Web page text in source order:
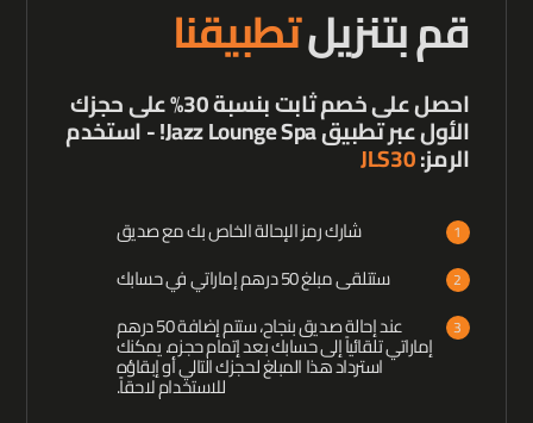
قم بتنزيلتطبيقنا
احصل على خصم ثابت بنسبة 30% على حجزك
الأول عبر تطبيق Jazz Lounge Spa! - استخدم
الرمز:JLS30
1 شارك رمز الإحالة الخاص بك مع صديق
2 ستتلقى مبلغ 50 درهم إماراتي في حسابك
3 عند إحالة صديق بنجاح، ستتم إضافة 50 درهم
إماراتي تلقائياً إلى حسابك بعد إتمام حجزه. يمكنك
استرداد هذا المبلغ لحجزك التالي أو إبقاؤه
للاستخدام لاحقاً.